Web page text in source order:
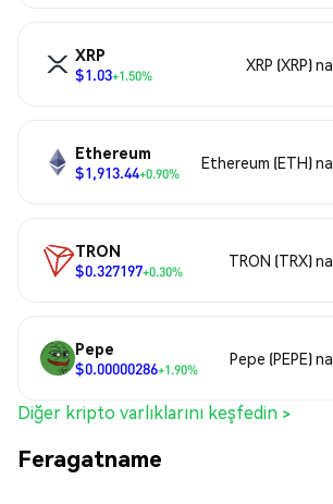
XRP
$1.03+1.50%
XRP (XRP)
Ethereum
$1,913.44+0.90%
Ethereum (ETH)
TRON
$0.327197+0.30%
TRON (TRX)
Pepe
$0.00000286+1.90%
Pepe (PEPE)
Diğer kripto varlıklarını keşfedin >
Feragatname